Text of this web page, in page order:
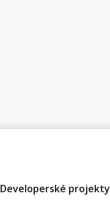
Developerské projekty